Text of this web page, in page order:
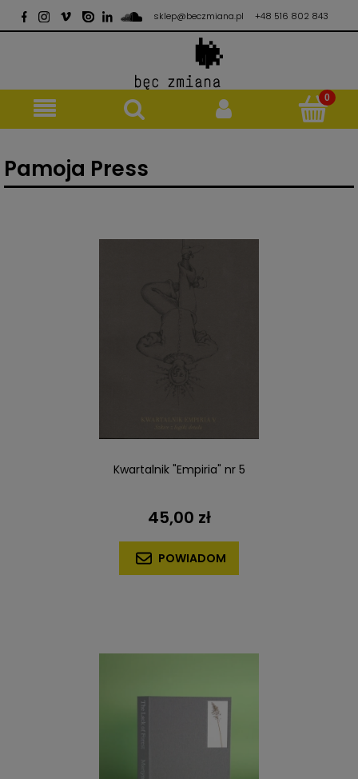
sklep@beczmiana.pl +48 516 802 843
Pamoja Press
Kwartalnik "Empiria" nr 5
45,00 zł
POWIADOM